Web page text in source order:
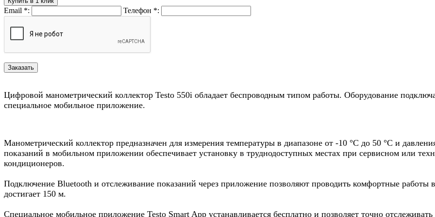
Email *: Телефон *:
Цифровой манометрический коллектор Testo 550i обладает беспроводным типом работы. Оборудование
специальное мобильное приложение.
Манометрический коллектор предназначен для измерения температуры в диапазоне от -10 °С до 50 °С и
показаний в мобильном приложении обеспечивает установку в труднодоступных местах при сервисном или
кондиционеров.
Подключение Bluetooth и отслеживание показаний через приложение позволяют проводить комфортные работы
достигает 150 м.
Специальное мобильное приложение Testo Smart App устанавливается бесплатно и позволяет точно